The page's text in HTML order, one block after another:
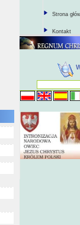
Strona
Kontakt